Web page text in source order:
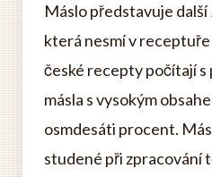
Máslo představuje další
která nesmí v
české recepty počítají
másla s vysokým
osmdesáti procent.
studené při zpracování